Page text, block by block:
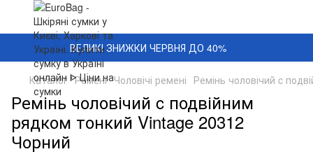
ВЕЛИКІ ЗНИЖКИ ЧЕРВНЯ ДО 40%
Каталог Ремені Чоловічі ремені Ремінь чоловічий c
Ремінь чоловічий c подвійним
рядком тонкий Vintage 20312
Чорний